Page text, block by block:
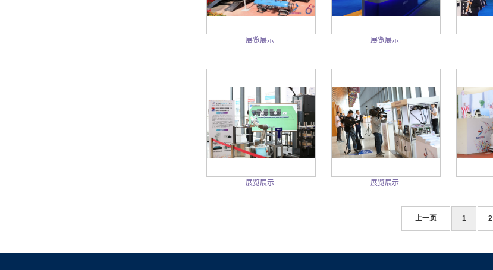
展览展示 展览展示
展览展示 展览展示
上一页 1 2